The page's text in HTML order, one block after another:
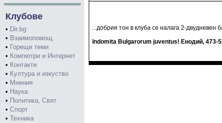
Клубове
• Dir.bg
• Взаимопомощ
• Горещи теми
• Компютри и Интернет
• Контакти
• Култура и изкуство
• Мнения
• Наука
• Политика, Свят
• Спорт
• Техника
...добрия тон в клуба се налага 2-двудневен
Indomita Bulgarorum juventus! Eнодий, 473-